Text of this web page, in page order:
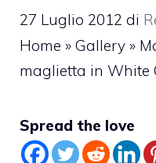
27 Luglio 2012 di
Home » Gallery »
maglietta in White
Spread the love